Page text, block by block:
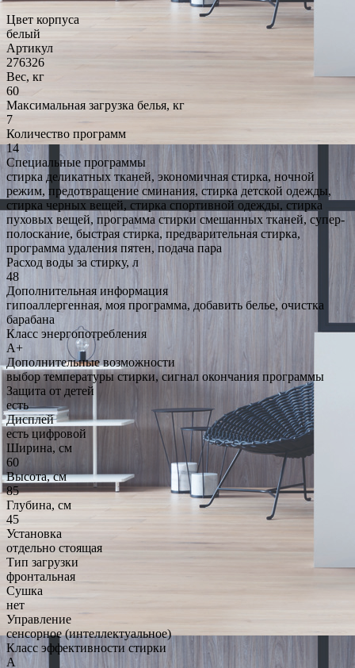
Цвет корпуса
белый
Артикул
276326
Вес, кг
60
Максимальная загрузка белья, кг
7
Количество программ
14
Специальные программы
стирка деликатных тканей, экономичная стирка, ночной
режим, предотвращение сминания, стирка детской одежды,
стирка черных вещей, стирка спортивной одежды, стирка
пуховых вещей, программа стирки смешанных тканей, супер-
полоскание, быстрая стирка, предварительная стирка,
программа удаления пятен, подача пара
Расход воды за стирку, л
48
Дополнительная информация
гипоаллергенная, моя программа, добавить белье, очистка
барабана
Класс энергопотребления
A+
Дополнительные возможности
выбор температуры стирки, сигнал окончания программы
Защита от детей
есть
Дисплей
есть цифровой
Ширина, см
60
Высота, см
85
Глубина, см
45
Установка
отдельно стоящая
Тип загрузки
фронтальная
Сушка
нет
Управление
сенсорное (интеллектуальное)
Класс эффективности стирки
A